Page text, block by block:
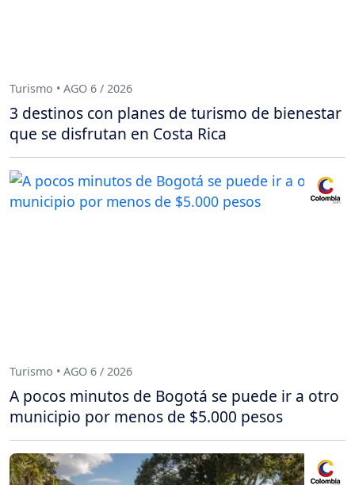
Turismo • AGO 6 / 2026
3 destinos con planes de turismo de bienestar
que se disfrutan en Costa Rica
Turismo • AGO 6 / 2026
A pocos minutos de Bogotá se puede ir a otro
municipio por menos de $5.000 pesos